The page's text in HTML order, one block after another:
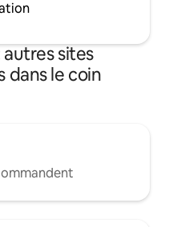
autres sites
dans le coin